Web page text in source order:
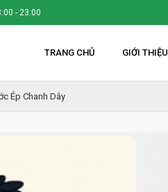
- 23:00
TRANG CHỦ GIỚI THIỆU
Ép Chanh Dây